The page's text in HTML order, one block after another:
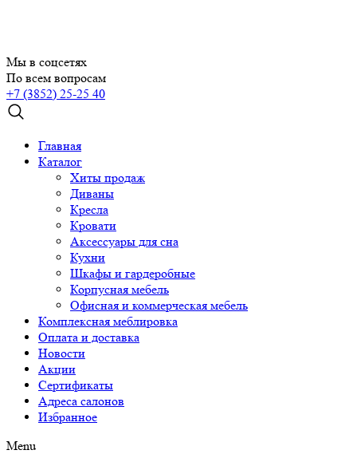
Мы в соцсетях
По всем вопросам
+7 (3852) 25-25 40
Главная
Каталог
Хиты продаж
Диваны
Кресла
Кровати
Аксессуары для сна
Кухни
Шкафы и гардеробные
Корпусная мебель
Офисная и коммерческая мебель
Комплексная меблировка
Оплата и доставка
Новости
Акции
Сертификаты
Адреса салонов
Избранное
Menu